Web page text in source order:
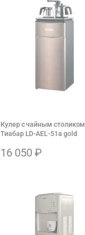
Кулер с чайным столиком
Тиабар LD-AEL-51а gold
16 050 ₽